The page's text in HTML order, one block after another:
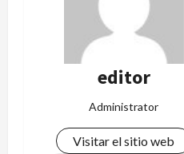
editor
Administrator
Visitar el sitio web